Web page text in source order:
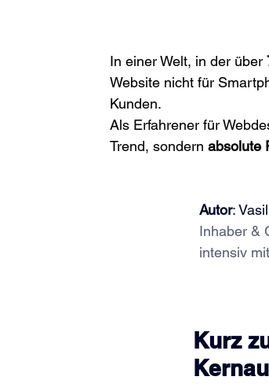
In einer Welt, in der über
Website nicht für
Kunden.
Als Erfahrener für
Trend, sondern absolute
Autor:
Inhaber &
intensiv
Kurz